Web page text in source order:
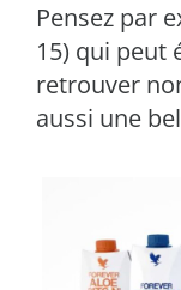
Pensez par
15) qui peut
retrouver
aussi une